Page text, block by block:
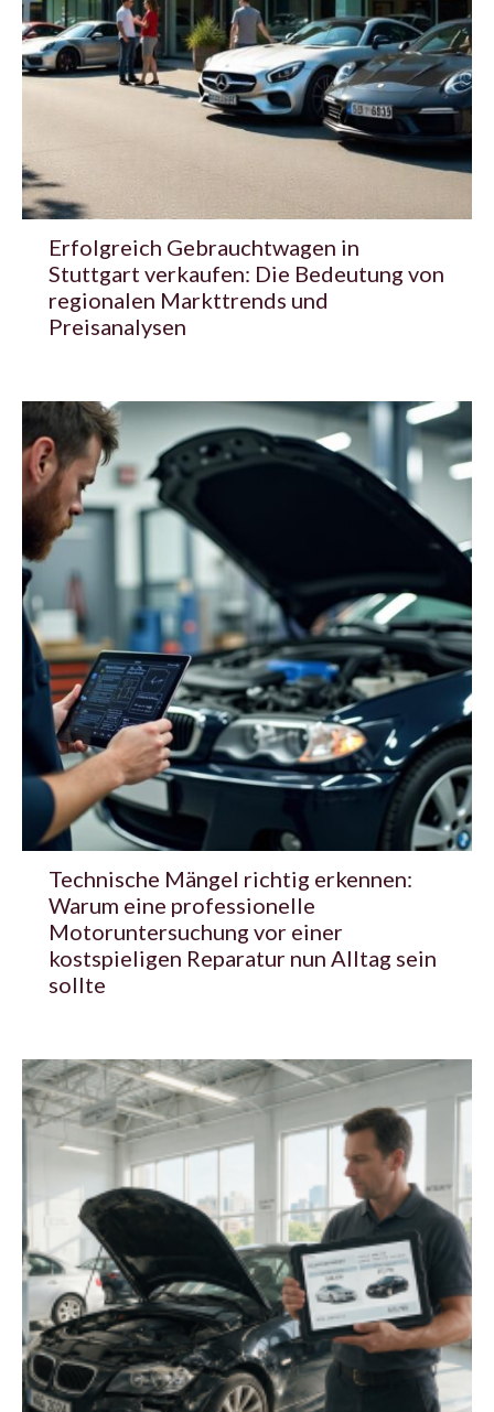
Erfolgreich Gebrauchtwagen in
Stuttgart verkaufen: Die Bedeutung von
regionalen Markttrends und
Preisanalysen
Technische Mängel richtig erkennen:
Warum eine professionelle
Motoruntersuchung vor einer
kostspieligen Reparatur nun Alltag sein
sollte